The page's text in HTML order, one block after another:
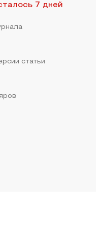
7 дней
статьи